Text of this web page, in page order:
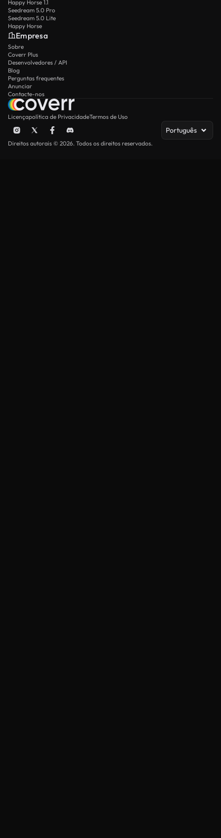
Happy Horse 1.1
Seedream 5.0 Pro
Seedream 5.0 Lite
Happy Horse
Empresa
Sobre
Coverr Plus
Desenvolvedores / API
Blog
Perguntas frequentes
Anunciar
Contacte-nos
Licençapolítica de PrivacidadeTermos de Uso
Português
Direitos autorais © 2026. Todos os direitos reservados.